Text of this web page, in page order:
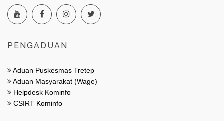
PENGADUAN
Aduan Puskesmas Tretep
Aduan Masyarakat (Wage)
Helpdesk Kominfo
CSIRT Kominfo